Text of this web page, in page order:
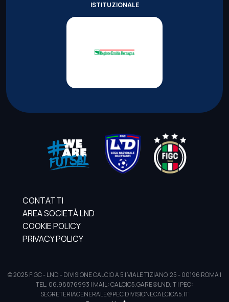
ISTITUZIONALE
CONTATTI
AREA SOCIETÀ LND
COOKIE POLICY
PRIVACY POLICY
© 2025 FIGC - LND - DIVISIONE CALCIO A 5 | VIALE TIZIANO, 25 - 00196 ROMA |
TEL. 06.98876993 | MAIL: CALCIO5.GARE@LND.IT | PEC:
SEGRETERIAGENERALE@PEC.DIVISIONECALCIOA5.IT